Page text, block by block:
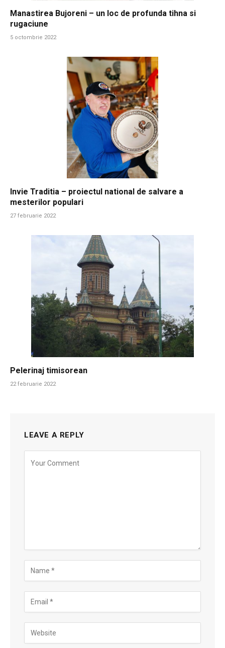
Manastirea Bujoreni – un loc de profunda tihna si
rugaciune
5 octombrie 2022
Invie Traditia – proiectul national de salvare a
mesterilor populari
27 februarie 2022
Pelerinaj timisorean
22 februarie 2022
LEAVE A REPLY